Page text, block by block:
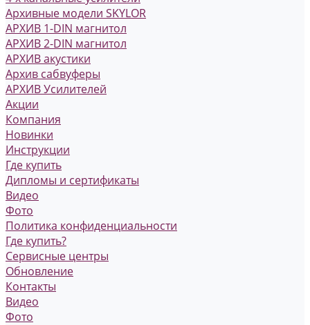
Архивные модели SKYLOR
АРХИВ 1-DIN магнитол
АРХИВ 2-DIN магнитол
АРХИВ акустики
Архив сабвуферы
АРХИВ Усилителей
Акции
Компания
Новинки
Инструкции
Где купить
Дипломы и сертификаты
Видео
Фото
Политика конфиденциальности
Где купить?
Сервисные центры
Обновление
Контакты
Видео
Фото